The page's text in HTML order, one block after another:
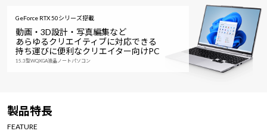
サーバー
ワークステーション
Windows 11
MousePro
iiyama スペック/パーツ別
おすすめ目玉パソコン
今イチオシのパソコンをピ
Windows 11|Copilot+ PC
GeForce RTX 50シリーズ搭載
動画・3D設計・写真編集など
あらゆるクリエイティブに対応できる
持ち運びに便利なクリエイター向けPC
15.3型WQXGA液晶ノートパソコン
製品特長
FEATURE